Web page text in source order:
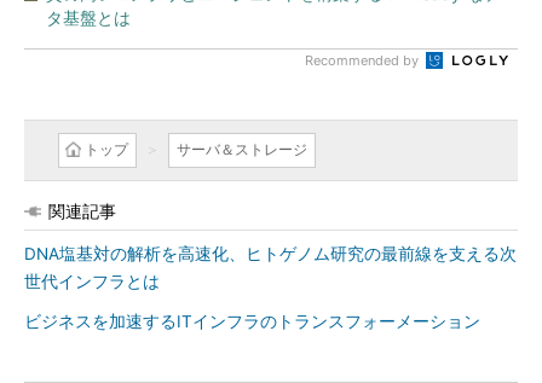
タ基盤とは
Recommended by
トップ サーバ＆ストレージ
関連記事
DNA塩基対の解析を高速化、ヒトゲノム研究の最前線を支える次
世代インフラとは
ビジネスを加速するITインフラのトランスフォーメーション